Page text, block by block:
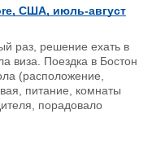
США, июль-август
раз, решение ехать в
виза. Поездка в Бостон
(расположение,
питание, комнаты
порадовало